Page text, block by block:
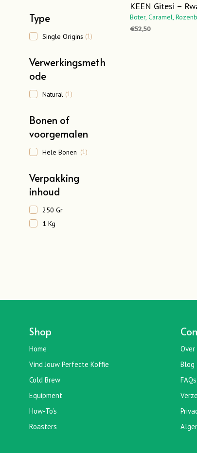
Type
Single Origins (1)
Verwerkingsmeth
ode
Natural (1)
Bonen of
voorgemalen
Hele Bonen (1)
Verpakking
inhoud
250 Gr
1 Kg
KEEN Gitesi –
Boter,Caramel,
€52,50
Shop
Home
Vind Jouw Perfecte Koffie
Cold Brew
Equipment
How-To’s
Roasters
Blog
FAQs